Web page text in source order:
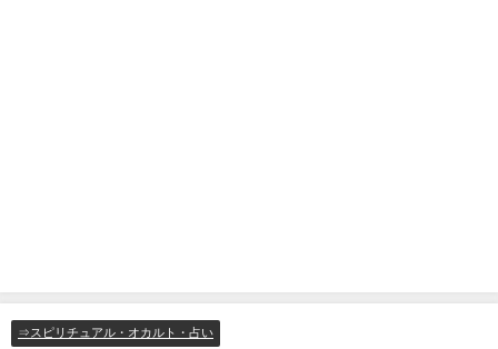
⇒スピリチュアル・オカルト・占い